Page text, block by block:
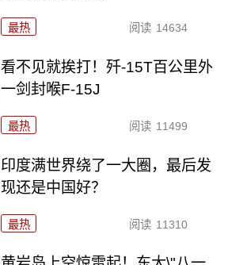
最热 阅读 14634
看不见就挨打！歼-15T百公里外
一剑封喉F-15J
最热 阅读 11499
印度满世界绕了一大圈，最后发
现还是中国好？
最热 阅读 11310